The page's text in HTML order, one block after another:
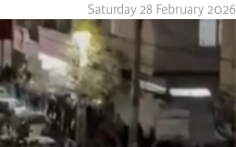
Saturday 28 February 2026